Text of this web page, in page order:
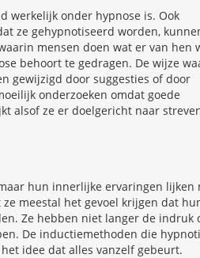
werkelijk onder hypnose is. Ook
ze gehypnotiseerd worden,
mensen doen wat er van hen
behoort te gedragen. De wijze
gewijzigd door suggesties of door
onderzoeken omdat goede
alsof ze er doelgericht naar
hun innerlijke ervaringen lijken
meestal het gevoel krijgen dat
Ze hebben niet langer de indruk
De inductiemethoden die
idee dat alles vanzelf gebeurt.